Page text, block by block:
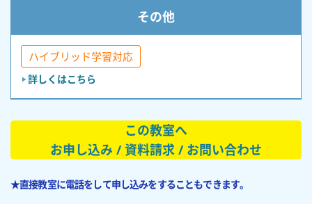
その他
ハイブリッド学習対応
詳しくはこちら
この教室へ
お申し込み / 資料請求 / お問い合わせ
★直接教室に電話をして申し込みをすることもできます。